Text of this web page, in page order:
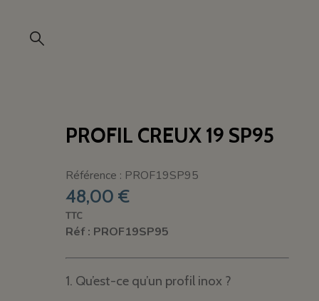
PROFIL CREUX 19 SP95
Référence : PROF19SP95
48,00 €
TTC
Réf : PROF19SP95
1. Qu’est-ce qu’un profil inox ?